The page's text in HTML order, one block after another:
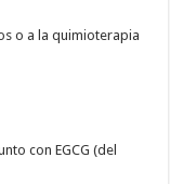
o a la quimioterapia
con EGCG (del